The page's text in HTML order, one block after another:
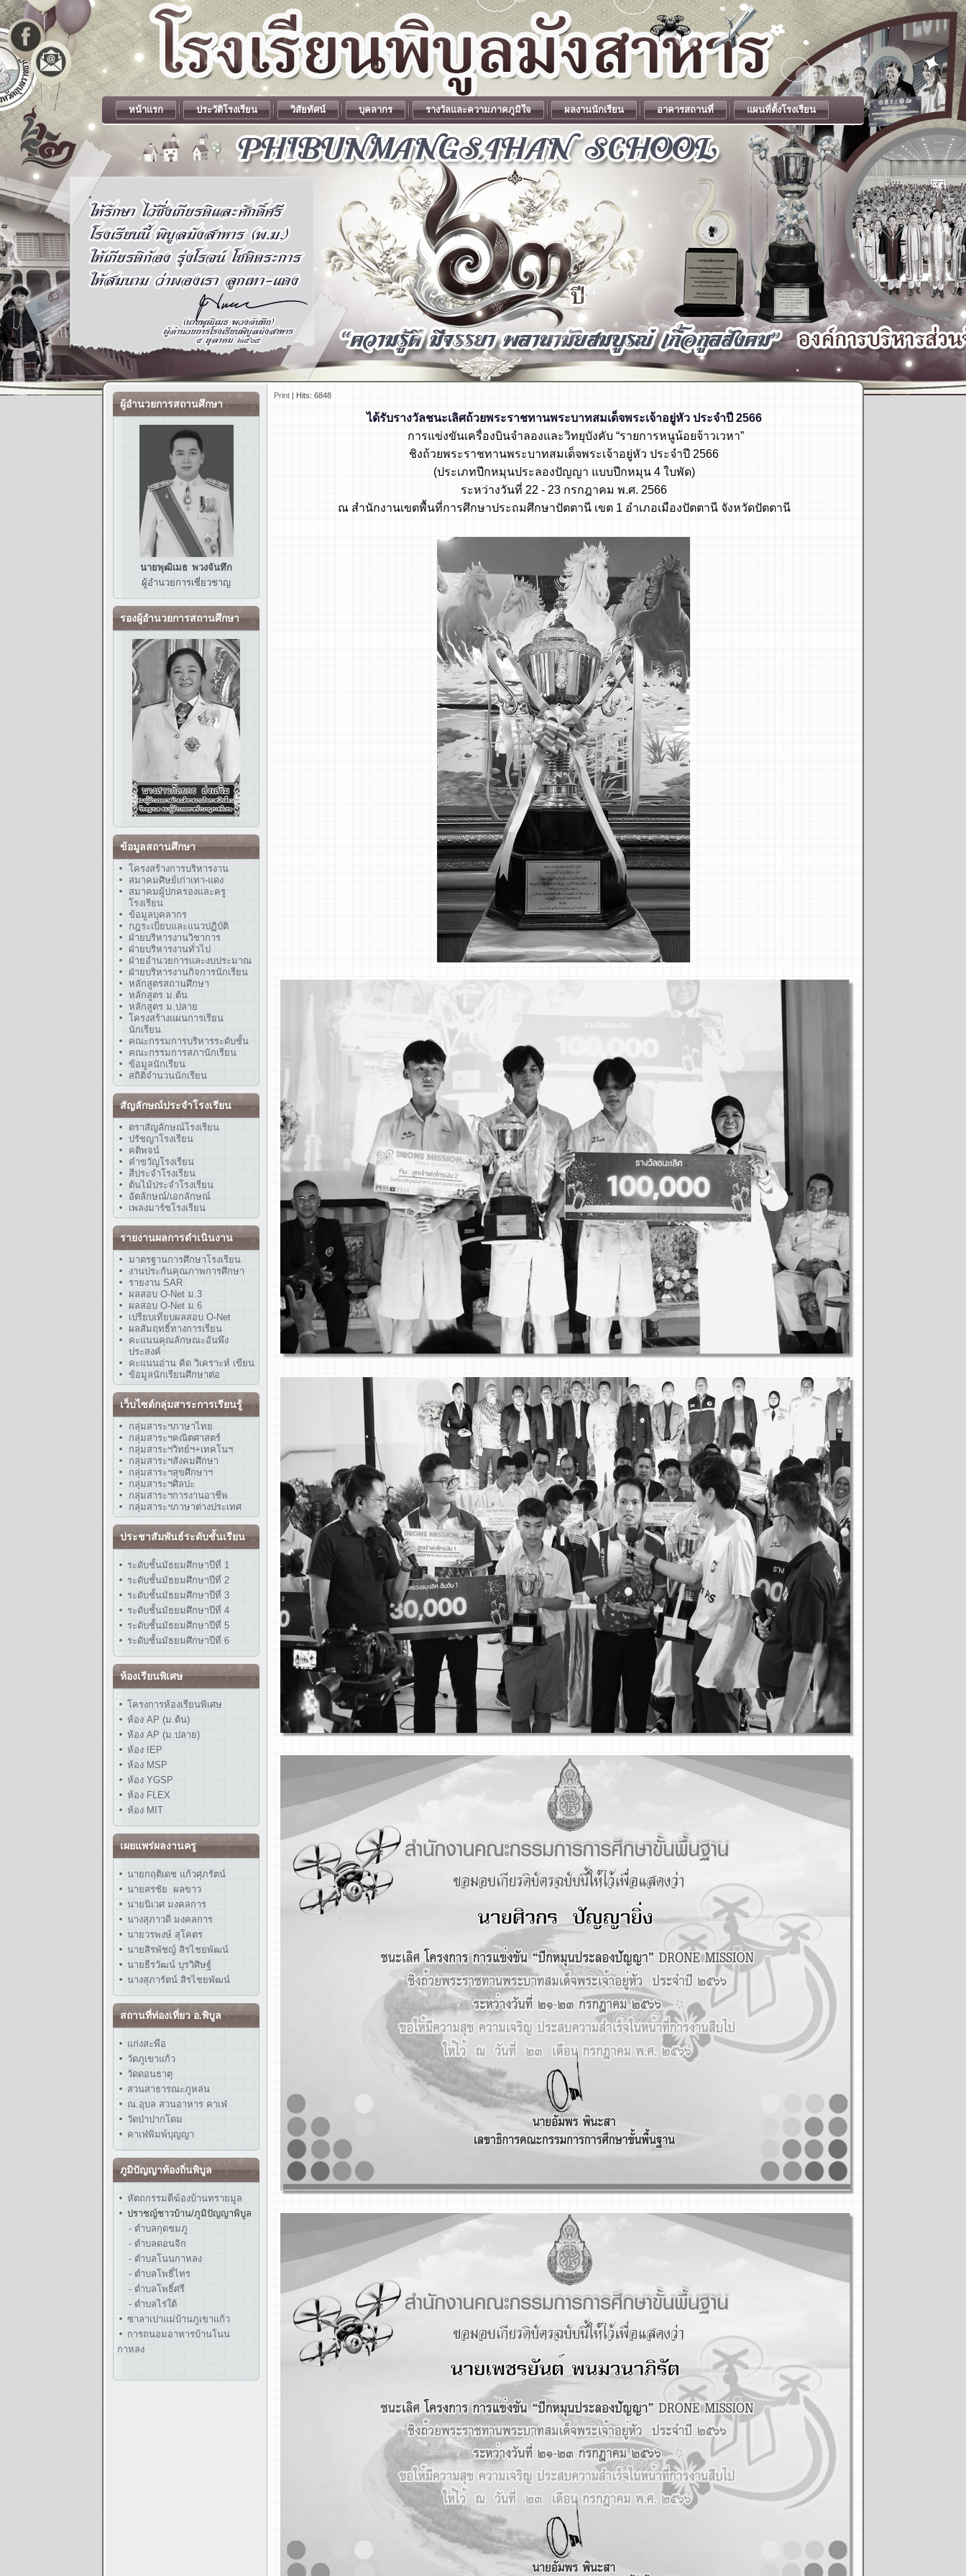
.
.
หน้าแรก ประวัติโรงเรียน วิสัยทัศน์ บุคลากร รางวัลและความภาคภูมิใจ ผลงานนักเรียน อาคารสถานที่ แผนที่ตั้งโรงเรียน
ผู้อำนวยการสถานศึกษา
นายพุฒิเมธ พวงจันทึก
ผู้อำนวยการเชี่ยวชาญ
รองผู้อำนวยการสถานศึกษา
ข้อมูลสถานศึกษา
โครงสร้างการบริหารงาน
สมาคมศิษย์เก่าเทา-แดง
สมาคมผู้ปกครองและครู
โรงเรียน
ข้อมูลบุคลากร
กฎระเบียบและแนวปฏิบัติ
ฝ่ายบริหารงานวิชาการ
ฝ่ายบริหารงานทั่วไป
ฝ่ายอำนวยการและงบประมาณ
ฝ่ายบริหารงานกิจการนักเรียน
หลักสูตรสถานศึกษา
หลักสูตร ม.ต้น
หลักสูตร ม.ปลาย
โครงสร้างแผนการเรียน
นักเรียน
คณะกรรมการบริหารระดับชั้น
คณะกรรมการสภานักเรียน
ข้อมูลนักเรียน
สถิติจำนวนนักเรียน
สัญลักษณ์ประจำโรงเรียน
ตราสัญลักษณ์โรงเรียน
ปรัชญาโรงเรียน
คติพจน์
คำขวัญโรงเรียน
สีประจำโรงเรียน
ต้นไม้ประจำโรงเรียน
อัตลักษณ์/เอกลักษณ์
เพลงมาร์ชโรงเรียน
รายงานผลการดำเนินงาน
มาตรฐานการศึกษาโรงเรียน
งานประกันคุณภาพการศึกษา
รายงาน SAR
ผลสอบ O-Net ม.3
ผลสอบ O-Net ม.6
เปรียบเทียบผลสอบ O-Net
ผลสัมฤทธิ์ทางการเรียน
คะแนนคุณลักษณะอันพึง
ประสงค์
คะแนนอ่าน คิด วิเคราะห์ เขียน
ข้อมูลนักเรียนศึกษาต่อ
เว็บไซต์กลุ่มสาระการเรียนรู้
กลุ่มสาระฯภาษาไทย
กลุ่มสาระฯคณิตศาสตร์
กลุ่มสาระฯวิทย์ฯ+เทคโนฯ
กลุ่มสาระฯสังคมศึกษา
กลุ่มสาระฯสุขศึกษาฯ
กลุ่มสาระฯศิลปะ
กลุ่มสาระฯการงานอาชีพ
กลุ่มสาระฯภาษาต่างประเทศ
ประชาสัมพันธ์ระดับชั้นเรียน
ระดับชั้นมัธยมศึกษาปีที่ 1
ระดับชั้นมัธยมศึกษาปีที่ 2
ระดับชั้นมัธยมศึกษาปีที่ 3
ระดับชั้นมัธยมศึกษาปีที่ 4
ระดับชั้นมัธยมศึกษาปีที่ 5
ระดับชั้นมัธยมศึกษาปีที่ 6
ห้องเรียนพิเศษ
โครงการห้องเรียนพิเศษ
ห้อง AP (ม.ต้น)
ห้อง AP (ม.ปลาย)
ห้อง IEP
ห้อง MSP
ห้อง YGSP
ห้อง FLEX
ห้อง MIT
เผยแพร่ผลงานครู
นายกฤติเดช แก้วศุภรัตน์
นายสรชัย ผลขาว
นายนิเวศ มงคลการ
นางสุภาวดี มงคลการ
นายวรพงษ์ สุโคตร
นายสิรพัชญ์ สิรไชยพัฒน์
นายธีรวัฒน์ บุรวิศิษฐ์
นางสุภารัตน์ สิรไชยพัฒน์
สถานที่ท่องเที่ยว อ.พิบูล
แก่งสะพือ
วัดภูเขาแก้ว
วัดดอนธาตุ
สวนสาธารณะภูหล่น
ณ.อุบล สวนอาหาร คาเฟ่
วัดป่าปากโดม
คาเฟ่พิมพ์บุญญา
ภูมิปัญญาท้องถิ่นพิบูล
หัตถกรรมตีฆ้องบ้านทรายมูล
ปราชญ์ชาวบ้าน/ภูมิปัญญาพิบูล
- ตำบลกุดชมภู
- ตำบลดอนจิก
- ตำบลโนนกาหลง
- ตำบลโพธิ์ไทร
- ตำบลโพธิ์ศรี
- ตำบลไร่ใต้
ซาลาเปาแม่บ้านภูเขาแก้ว
การถนอมอาหารบ้านโนน
กาหลง
Print | Hits: 6848
ได้รับรางวัลชนะเลิศถ้วยพระราชทานพระบาทสมเด็จพระเจ้าอยู่หัว ประจำปี 2566
การแข่งขันเครื่องบินจำลองและวิทยุบังคับ “รายการหนูน้อยจ้าวเวหา”
ชิงถ้วยพระราชทานพระบาทสมเด็จพระเจ้าอยู่หัว ประจำปี 2566
(ประเภทปีกหมุนประลองปัญญา แบบปีกหมุน4 ใบพัด)
ระหว่างวันที่ 22 - 23 กรกฎาคม พ.ศ. 2566
ณ สำนักงานเขตพื้นที่การศึกษาประถมศึกษาปัตตานี เขต 1 อำเภอเมืองปัตตานี จังหวัดปัตตานี